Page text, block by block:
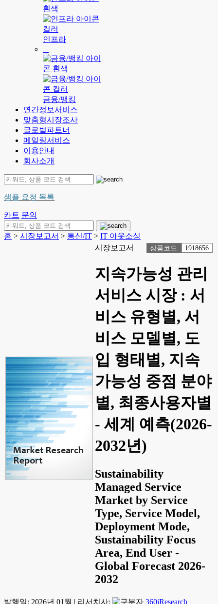
인프라
금융/뱅킹
연간정보서비스
맞춤형시장조사
글로벌파트너
메일링서비스
이용안내
회사소개
샘플 요청 목록
카트 문의
홈 > 시장보고서 > 통신/IT > IT 아웃소싱
시장보고서
상품코드 1918656
지속가능성 관리
서비스 시장 : 서
비스 유형별, 서
비스 모델별, 도
입 형태별, 지속
가능성 중점 분야
별, 최종사용자별
- 세계 예측(2026-
2032년)
Sustainability
Managed Service
Market by Service
Type, Service Model,
Deployment Mode,
Sustainability Focus
Area, End User -
Global Forecast 2026-
2032
발행일: 2026년 01월 | 리서치사: 360iResearch |